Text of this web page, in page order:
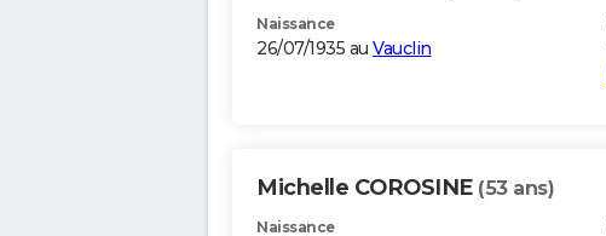
Naissance
26/07/1935 au Vauclin
Michelle COROSINE (53 ans)
Naissance